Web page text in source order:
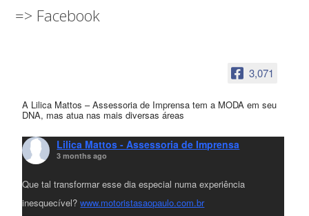
=> Facebook
3,071
A Lilica Mattos – Assessoria de Imprensa tem a MODA em seu
DNA, mas atua nas mais diversas áreas
Lilica Mattos - Assessoria de Imprensa
3 months ago
Que tal transformar esse dia especial numa experiência
inesquecível?www.motoristasaopaulo.com.br